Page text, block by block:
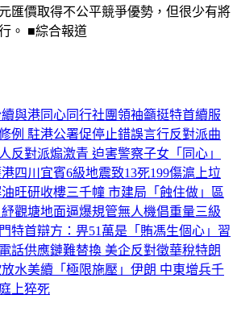
匯價取得不公平競爭優勢，但很少有將
。 ■綜合報道
與港同心同行社團領袖籲挺特首續服
例 駐港公署促停止錯誤言行反對派曲
反對派煽激青 迫害警察子女 「同心」
四川宜賓6級地震致13死199傷滬上垃
油旺研收樓三千幢 市建局「蝕住做」 區
觀塘地面逼爆規管無人機倡重量三級
特首辯方：畀51萬是「賄馮生個心」 習
話供應鏈難替換 美企反對徵華稅特朗
水美續「極限施壓」伊朗 中東增兵千
上猝死